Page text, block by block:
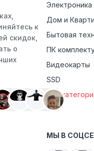
к
скидок,
о
Электроника
Дом и
Бытовая
ПК
Видеокарты
SSD
Все
МЫ В